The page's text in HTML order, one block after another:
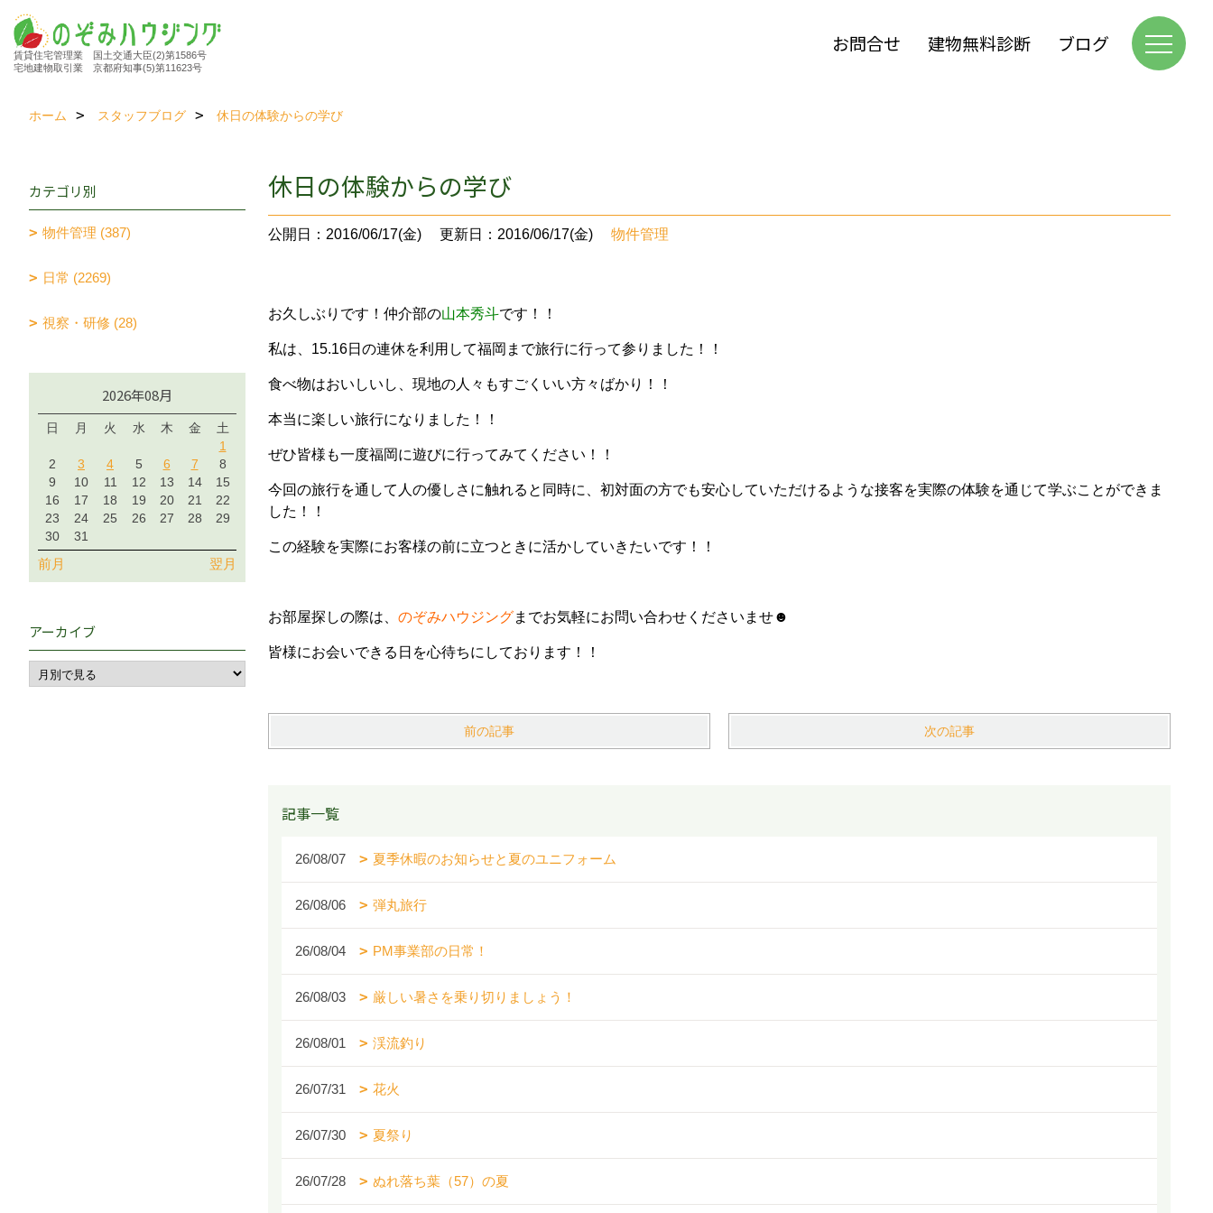
賃貸住宅管理業 国土交通大臣(2)第1586号
宅地建物取引業 京都府知事(5)第11623号
お問合せ 建物無料診断 ブログ
ホーム スタッフブログ 休日の体験からの学び
休日の体験からの学び
公開日：2016/06/17(金) 更新日：2016/06/17(金) 物件管理
お久しぶりです！仲介部の山本秀斗です！！
私は、15.16日の連休を利用して福岡まで旅行に行って参りました！！
食べ物はおいしいし、現地の人々もすごくいい方々ばかり！！
本当に楽しい旅行になりました！！
ぜひ皆様も一度福岡に遊びに行ってみてください！！
今回の旅行を通して人の優しさに触れると同時に、初対面の方でも安心していただけるような接客を実際の体験を通じて学ぶことができま
した！！
この経験を実際にお客様の前に立つときに活かしていきたいです！！
お部屋探しの際は、 のぞみハウジングまでお気軽にお問い合わせくださいませ☻
皆様にお会いできる日を心待ちにしております！！
前の記事 次の記事
記事一覧
26/08/07 夏季休暇のお知らせと夏のユニフォーム
26/08/06 弾丸旅行
26/08/04 PM事業部の日常！
26/08/03 厳しい暑さを乗り切りましょう！
26/08/01 渓流釣り
26/07/31 花火
26/07/30 夏祭り
26/07/28 ぬれ落ち葉（57）の夏
カテゴリ別
物件管理 (387)
日常 (2269)
視察・研修 (28)
2026年08月
日 月 火 水 木 金
土
1
2
3 4 5 6 7
8
9
10 11 12 13 14
15
16
17 18 19 20 21
22
23
24 25 26 27 28
29
30
31
前月 翌月
アーカイブ